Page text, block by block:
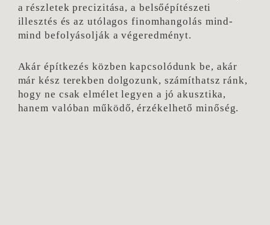
a részletek precizitása, a belsőépítészeti
illesztés és az utólagos finomhangolás mind-
mind befolyásolják a végeredményt.
Akár építkezés közben kapcsolódunk be, akár
már kész terekben dolgozunk, számíthatsz ránk,
hogy ne csak elmélet legyen a jó akusztika,
hanem valóban működő, érzékelhető minőség.